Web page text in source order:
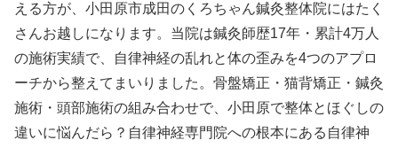
える方が、小田原市成田のくろちゃん鍼灸整体院にはたく
さんお越しになります。当院は鍼灸師歴17年・累計4万人
の施術実績で、自律神経の乱れと体の歪みを4つのアプロ
ーチから整えてまいりました。骨盤矯正・猫背矯正・鍼灸
施術・頭部施術の組み合わせで、小田原で整体とほぐしの
違いに悩んだら？自律神経専門院への根本にある自律神